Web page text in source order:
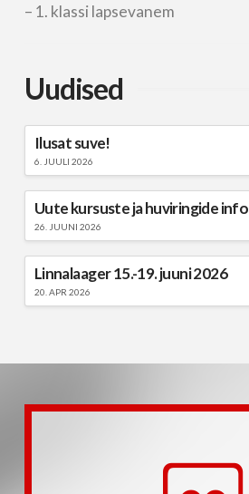
1. klassi lapsevanem
Uudised
Ilusat suve!
6. JUULI 2026
Uute kursuste ja huviringide info
26. JUUNI 2026
Linnalaager 15.-19. juuni 2026
20. APR 2026
Loe edasi